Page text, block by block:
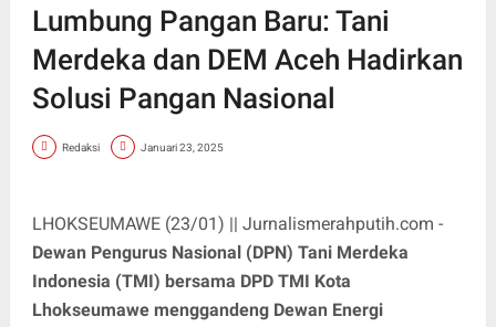
Lumbung Pangan Baru: Tani
Merdeka dan DEM Aceh Hadirkan
Solusi Pangan Nasional
Redaksi Januari 23, 2025
LHOKSEUMAWE (23/01) || Jurnalismerahputih.com -
Dewan Pengurus Nasional (DPN) Tani Merdeka
Indonesia (TMI) bersama DPD TMI Kota
Lhokseumawe menggandeng Dewan Energi